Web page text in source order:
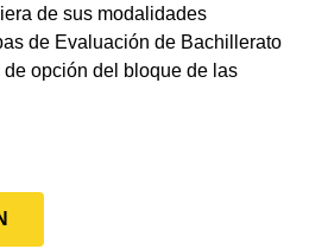
de sus modalidades
de Evaluación de Bachillerato
opción del bloque de las